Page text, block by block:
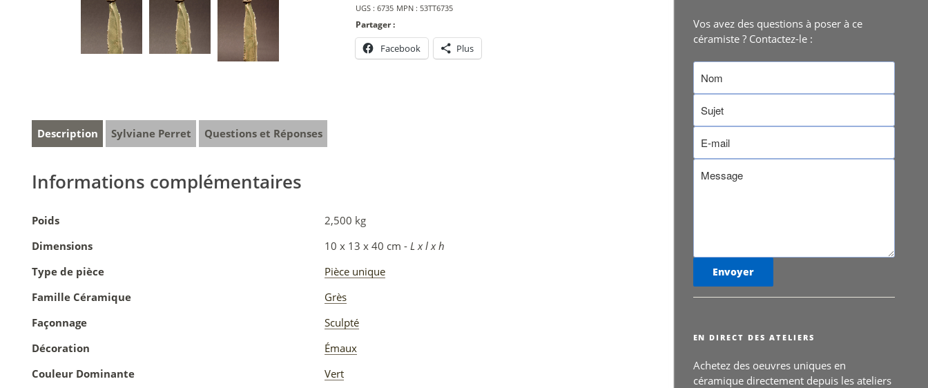
UGS : 6735 MPN : 53TT6735
Partager :
Facebook Plus
Description Sylviane Perret Questions et Réponses
Informations complémentaires
Poids
2,500 kg
Dimensions
10 x 13 x 40 cm - L x l x h
Type de pièce
Pièce unique
Famille Céramique
Grès
Façonnage
Sculpté
Décoration
Émaux
Couleur Dominante
Vert
Vos avez des questions à poser à ce
céramiste ? Contactez-le :
EN DIRECT DES ATELIERS
Achetez des oeuvres uniques en
céramique directement depuis les ateliers